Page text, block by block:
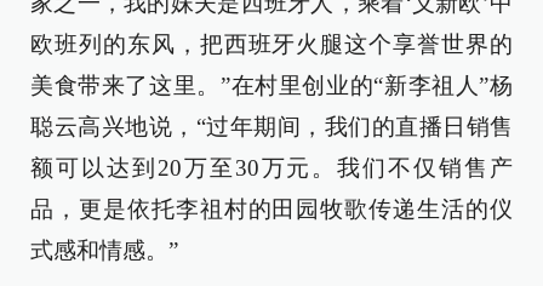
欧班列的东风，把西班牙火腿这个享誉世界的
美食带来了这里。”在村里创业的“新李祖人”杨
聪云高兴地说，“过年期间，我们的直播日销售
额可以达到20万至30万元。我们不仅销售产
品，更是依托李祖村的田园牧歌传递生活的仪
式感和情感。”